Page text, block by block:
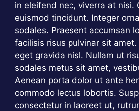
in eleifend nec, viverra at nisi.
euismod tincidunt. Integer
sodales. Praesent accumsan
facilisis risus pulvinar sit amet.
eget gravida nisl. Nullam ut
sodales metus sit amet,
Aenean porta dolor ut ante
commodo lectus lobortis.
consectetur in laoreet ut,